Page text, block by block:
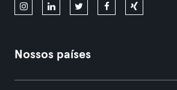
Nossos países